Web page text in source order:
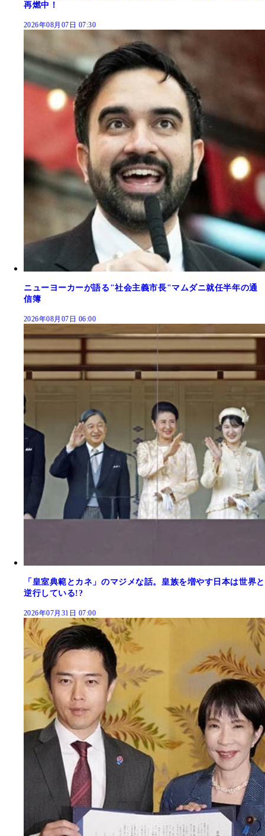
再燃中！
2026年08月07日 07:30
ニューヨーカーが語る"社会主義市長"マムダニ就任半年の通
信簿
2026年08月07日 06:00
「皇室典範とカネ」のマジメな話。皇族を増やす日本は世界と
逆行している!?
2026年07月31日 07:00